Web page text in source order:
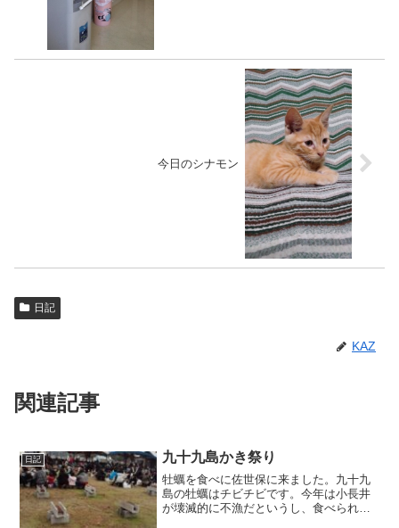
今日のシナモン
日記
KAZ
関連記事
日記 九十九島かき祭り
牡蠣を食べに佐世保に来ました。九十九
島の牡蠣はチビチビです。今年は小長井
が壊滅的に不漁だというし、食べられる